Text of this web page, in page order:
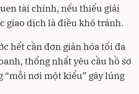
tài chính, nếu thiếu giải
giao dịch là điều khó tránh.
hết cần đơn giản hóa tối đa
thống nhất yêu cầu hồ sơ
“mỗi nơi một kiểu” gây lúng